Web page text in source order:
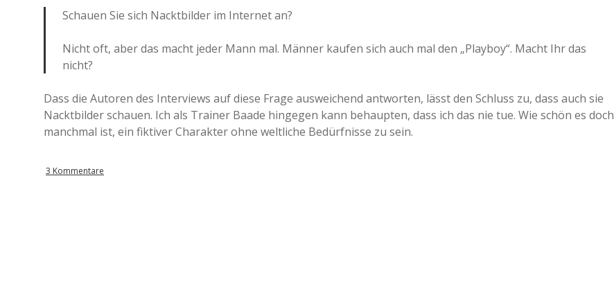
Schauen Sie sich Nacktbilder im Internet an?
Nicht oft, aber das macht jeder Mann mal. Männer kaufen sich auch mal den „Playboy“. Macht Ihr das
nicht?
Dass die Autoren des Interviews auf diese Frage ausweichend antworten, lässt den Schluss zu, dass auch sie
Nacktbilder schauen. Ich als Trainer Baade hingegen kann behaupten, dass ich das nie tue. Wie schön es doch
manchmal ist, ein fiktiver Charakter ohne weltliche Bedürfnisse zu sein.
3 Kommentare